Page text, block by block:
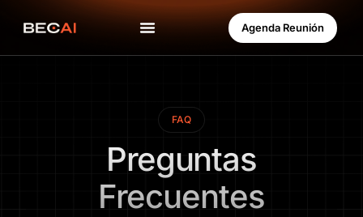
Agenda Reunión
FAQ
Preguntas
Frecuentes